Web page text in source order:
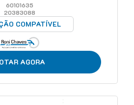
60101635
20383088
COMPATÍVEL
AGORA